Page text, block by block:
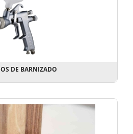
DE BARNIZADO